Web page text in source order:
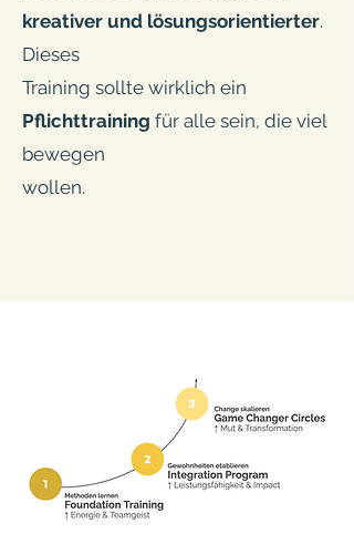
kreativer und lösungsorientierter.
Dieses
Training sollte wirklich ein
Pflichttraining für alle sein, die viel
bewegen
wollen.